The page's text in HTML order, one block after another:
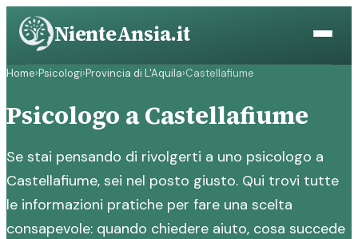
Vai
contenuto
NienteAnsia.it
Home›Psicologi›Provincia di L'Aquila›Castellafiume
Psicologo a Castellafiume
Se stai pensando di rivolgerti a uno psicologo a
Castellafiume, sei nel posto giusto. Qui trovi tutte
le informazioni pratiche per fare una scelta
consapevole: quando chiedere aiuto, cosa succede